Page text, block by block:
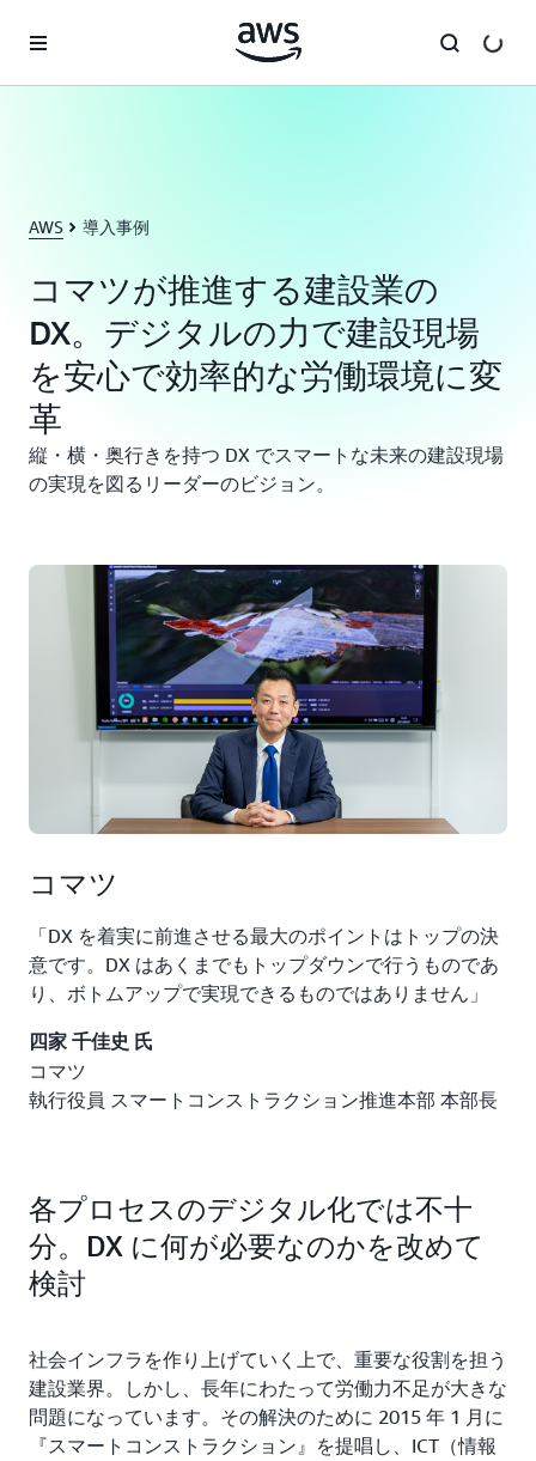
AWS 導入事例
コマツが推進する建設業の
DX。デジタルの力で建設現場
を安心で効率的な労働環境に変
革
縦・横・奥行きを持つ DX でスマートな未来の建設現場
の実現を図るリーダーのビジョン。
コマツ
「DX を着実に前進させる最大のポイントはトップの決
意です。DX はあくまでもトップダウンで行うものであ
り、ボトムアップで実現できるものではありません 」
四家 千佳史 氏
コマツ
執行役員 スマートコンストラクション推進本部 本部長
各プロセスのデジタル化では不十
分。DX に何が必要なのかを改めて
検討
社会インフラを作り上げていく上で、重要な役割を担う
建設業界。しかし、長年にわたって労働力不足が大きな
問題になっています。その解決のために 2015 年 1 月に
『スマートコンストラクション』を提唱し、ICT（情報